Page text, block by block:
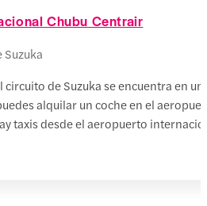
Chubu Centrair
Suzuka
circuito de Suzuka se encuentra en
alquilar un coche en el
taxis desde el aeropuerto